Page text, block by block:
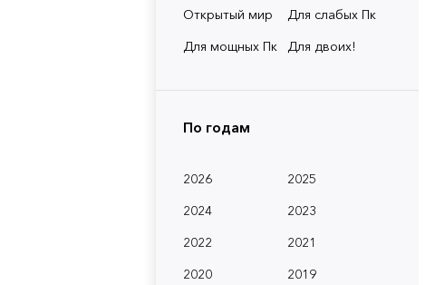
Открытый мир
Для слабых Пк
Для мощных Пк
Для двоих!
По годам
2026
2025
2024
2023
2022
2021
2020
2019